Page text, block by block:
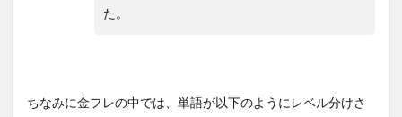
た。
ちなみに金フレの中では、単語が以下のようにレベル分けさ